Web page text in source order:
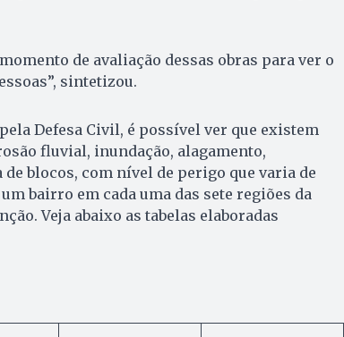
de avaliação dessas obras para ver o
sintetizou.
Defesa Civil, é possível ver que existem
fluvial, inundação, alagamento,
de blocos, com nível de perigo que varia de
bairro em cada uma das sete regiões da
Veja abaixo as tabelas elaboradas